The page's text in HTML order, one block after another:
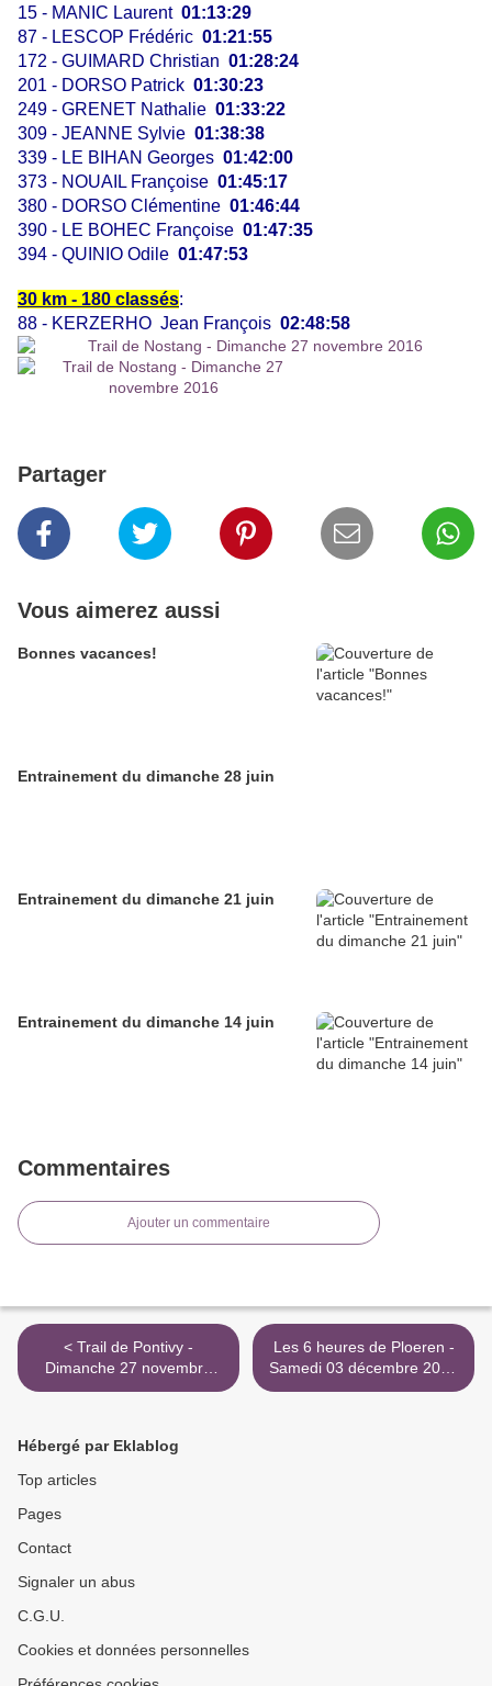
15 - MANIC Laurent 01:13:29
87 - LESCOP Frédéric 01:21:55
172 - GUIMARD Christian 01:28:24
201 - DORSO Patrick 01:30:23
249 - GRENET Nathalie 01:33:22
309 - JEANNE Sylvie 01:38:38
339 - LE BIHAN Georges 01:42:00
373 - NOUAIL Françoise 01:45:17
380 - DORSO Clémentine 01:46:44
390 - LE BOHEC Françoise 01:47:35
394 - QUINIO Odile 01:47:53
30 km - 180 classés:
88 - KERZERHO Jean François 02:48:58
Partager
Vous aimerez aussi
Bonnes vacances!
Entrainement du dimanche 28 juin
Entrainement du dimanche 21 juin
Entrainement du dimanche 14 juin
Commentaires
Ajouter un commentaire
< Trail de Pontivy -
Dimanche 27 novembre
2016
Les 6 heures de Ploeren -
Samedi 03 décembre 2016
>
Hébergé par Eklablog
Top articles
Pages
Contact
Signaler un abus
C.G.U.
Cookies et données personnelles